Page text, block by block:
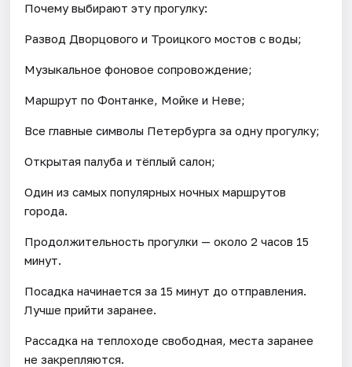
Почему выбирают эту прогулку:
Развод Дворцового и Троицкого мостов с воды;
Музыкальное фоновое сопровождение;
Маршрут по Фонтанке, Мойке и Неве;
Все главные символы Петербурга за одну прогулку;
Открытая палуба и тёплый салон;
Один из самых популярных ночных маршрутов
города.
Продолжительность прогулки — около 2 часов 15
минут.
Посадка начинается за 15 минут до отправления.
Лучше прийти заранее.
Рассадка на теплоходе свободная, места заранее
не закрепляются.